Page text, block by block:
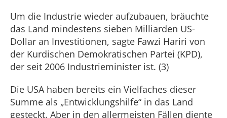
Um die Industrie wieder aufzubauen, bräuchte
das Land mindestens sieben Milliarden US-
Dollar an Investitionen, sagte Fawzi Hariri von
der Kurdischen Demokratischen Partei (KPD),
der seit 2006 Industrieminister ist. (3)
Die USA haben bereits ein Vielfaches dieser
Summe als „Entwicklungshilfe“ in das Land
gesteckt. Aber in den allermeisten Fällen diente